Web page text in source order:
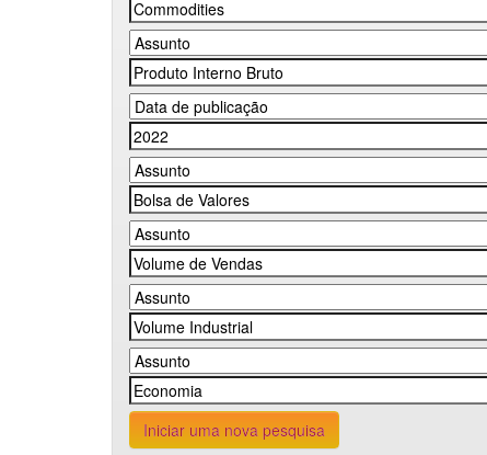
Iniciar uma nova pesquisa